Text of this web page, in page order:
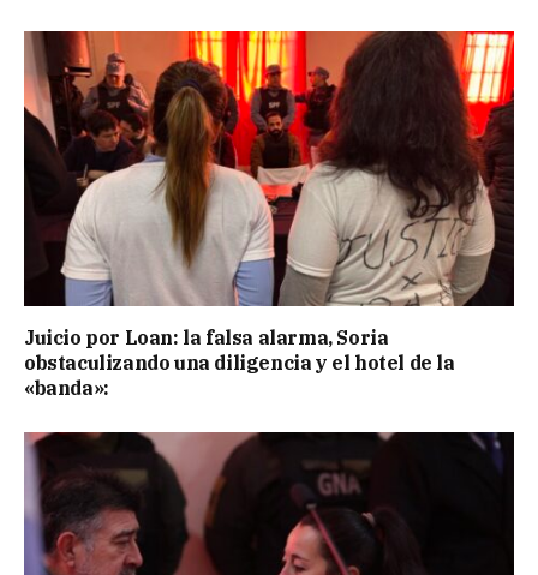
Juicio por Loan: la falsa alarma, Soria
obstaculizando una diligencia y el hotel de la
«banda»: